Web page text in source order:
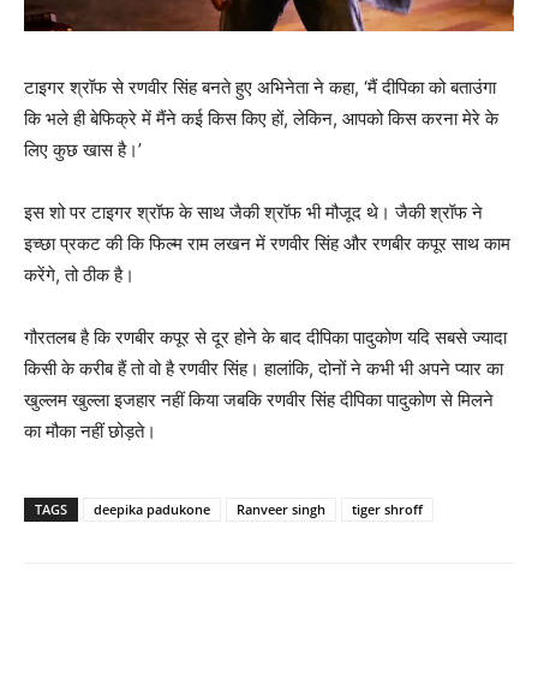
टाइगर श्रॉफ से रणवीर सिंह बनते हुए अभिनेता ने कहा, ‘मैं दीपिका को बताउंगा
कि भले ही बेफिक्रे में मैंने कई किस किए हों, लेकिन, आपको किस करना मेरे के
लिए कुछ खास है।’
इस शो पर टाइगर श्रॉफ के साथ जैकी श्रॉफ भी मौजूद थे। जैकी श्रॉफ ने
इच्‍छा प्रकट की कि फिल्‍म राम लखन में रणवीर सिंह और रणबीर कपूर साथ काम
करेंगे, तो ठीक है।
गौरतलब है कि रणबीर कपूर से दूर होने के बाद दीपिका पादुकोण यदि सबसे ज्‍यादा
किसी के करीब हैं तो वो है रणवीर सिंह। हालांकि, दोनों ने कभी भी अपने प्‍यार का
खुल्लम खुल्‍ला इजहार नहीं किया जबकि रणवीर सिंह दीपिका पादुकोण से मिलने
का मौका नहीं छोड़ते।
TAGS deepika padukone Ranveer singh tiger shroff